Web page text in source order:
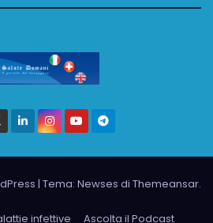
| Tema: Newses di Themeansar.
infettive
Ascolta il Podcast